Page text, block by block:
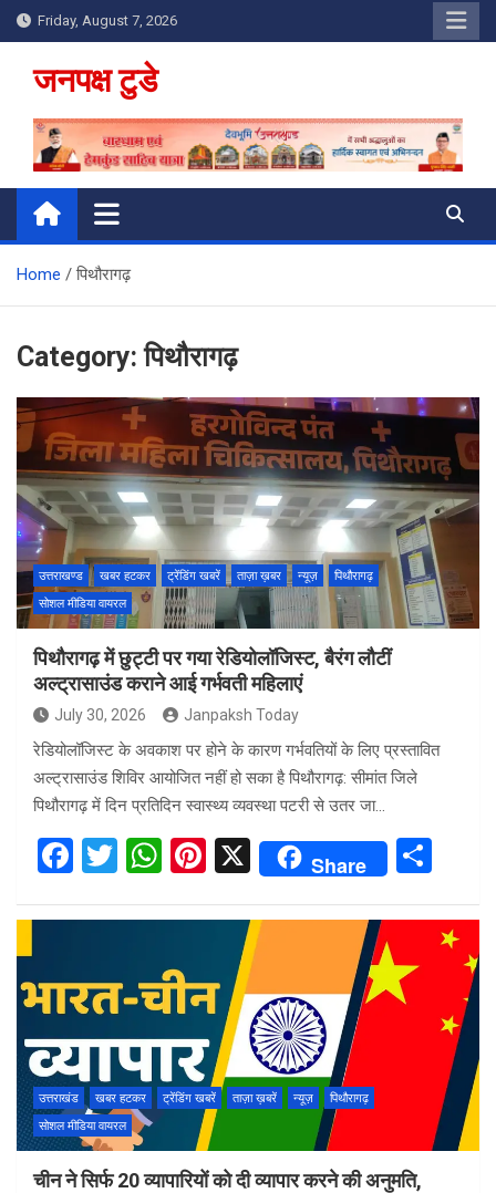
Skip
to
content
Friday, August 7, 2026
जनपक्ष टुडे
Home पिथौरागढ़
Category:पिथौरागढ़
उत्तराखण्ड खबर हटकर ट्रेंडिंग खबरें ताज़ा ख़बर न्यूज़
पिथौरागढ़
सोशल मीडिया वायरल
पिथौरागढ़ में छुट्टी पर गया रेडियोलॉजिस्ट, बैरंग लौटीं
अल्ट्रासाउंड कराने आई गर्भवती महिलाएं
July 30, 2026 Janpaksh Today
रेडियोलॉजिस्ट के अवकाश पर होने के कारण गर्भवतियों के लिए प्रस्तावित
अल्ट्रासाउंड शिविर आयोजित नहीं हो सका है पिथौरागढ़: सीमांत जिले
पिथौरागढ़ में दिन प्रतिदिन स्वास्थ्य व्यवस्था पटरी से उतर जा…
F
ce
o
o
k
T
tt
W
at
s
A
p
p
Pi
er
es
t
X Share
ar
उत्तराखंड खबर हटकर ट्रेंडिंग खबरें ताज़ा ख़बरें न्यूज़
पिथौरागढ़
सोशल मीडिया वायरल
चीन ने सिर्फ 20 व्यापारियों को दी व्यापार करने की अनुमति,